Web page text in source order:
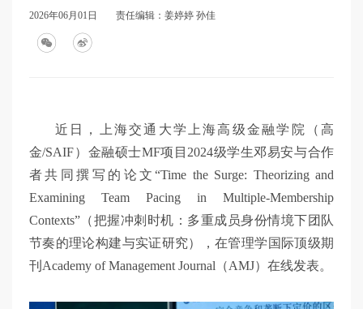
大
智
慧
2026年06月01日 责任编辑：姜婷婷 孙佳
近日，上海交通大学上海高级金融学院（高
金/SAIF）金融硕士MF项目2024级学生邓易安与合作
者共同撰写的论文“Time the Surge: Theorizing and
Examining Team Pacing in Multiple-Membership
Contexts”（把握冲刺时机：多重成员身份情境下团队
节奏的理论构建与实证研究），在管理学国际顶级期
刊Academy of Management Journal（AMJ）在线发表。